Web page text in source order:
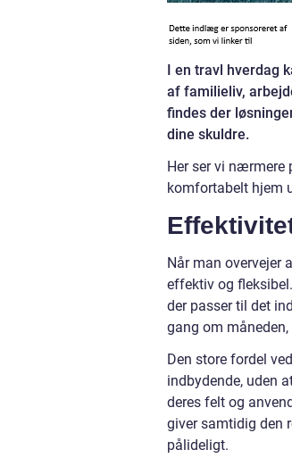
I en travl hverdag
af familieliv,
findes der
dine skuldre.
Her ser vi nærmere
komfortabelt hjem
Når man overvejer
effektiv og
der passer til det
gang om
Den store fordel
indbydende, uden
deres felt og
giver samtidig den
pålideligt.